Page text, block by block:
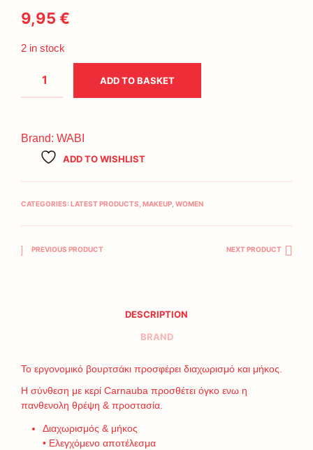
9,95 €
2 in stock
ADD TO BASKET
Brand: WABI
ADD TO WISHLIST
CATEGORIES: LATEST PRODUCTS MAKEUP WOMEN
PREVIOUS PRODUCT NEXT PRODUCT
DESCRIPTION
BRAND
Το εργονομικό βουρτσάκι προσφέρει διαχωρισμό και μήκος.
Η σύνθεση με κερί Carnauba προσθέτει όγκο ενω η
πανθενολη θρέψη & προστασία.
Διαχωρισμός & μήκος
• Ελεγχόμενο αποτέλεσμα